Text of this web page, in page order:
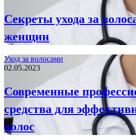
Секреты ухода за
женщин
Уход за волосами
02.05.2023
Современные
средства для
волос